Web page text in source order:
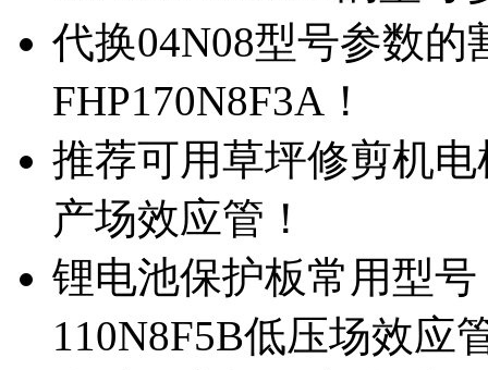
代换04N08型号参数
FHP170N8F3A！
推荐可用草坪修剪机电
产场效应管！
锂电池保护板常用型号
110N8F5B低压场效应